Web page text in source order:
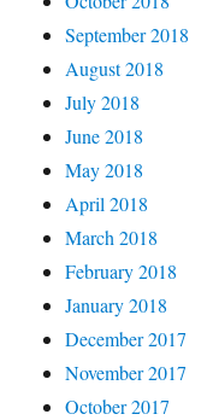
September 2018
August 2018
July 2018
June 2018
May 2018
April 2018
March 2018
February 2018
January 2018
December 2017
November 2017
October 2017